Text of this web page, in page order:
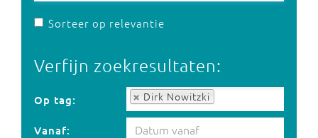
Sorteer op relevantie
Verfijn zoekresultaten:
Op tag: Dirk Nowitzki
Op tag:
Vanaf: